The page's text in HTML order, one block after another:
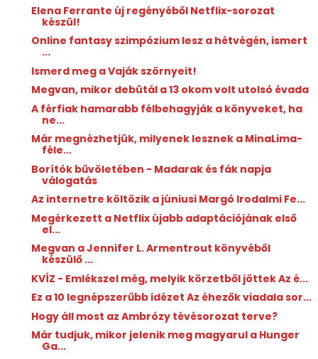
Elena Ferrante új regényéből Netflix-sorozat
készül!
Online fantasy szimpózium lesz a hétvégén, ismert
...
Ismerd meg a Vaják szörnyeit!
Megvan, mikor debütál a 13 okom volt utolsó évada
A férfiak hamarabb félbehagyják a könyveket, ha
ne...
Már megnézhetjük, milyenek lesznek a MinaLima-
féle...
Borítók bűvöletében - Madarak és fák napja
válogatás
Az internetre költözik a júniusi Margó Irodalmi Fe...
Megérkezett a Netflix újabb adaptációjának első
el...
Megvan a Jennifer L. Armentrout könyvéből
készülő ...
KVÍZ - Emlékszel még, melyik körzetből jöttek Az é...
Ez a 10 legnépszerűbb idézet Az éhezők viadala sor...
Hogy áll most az Ambrózy tévésorozat terve?
Már tudjuk, mikor jelenik meg magyarul a Hunger
Ga...